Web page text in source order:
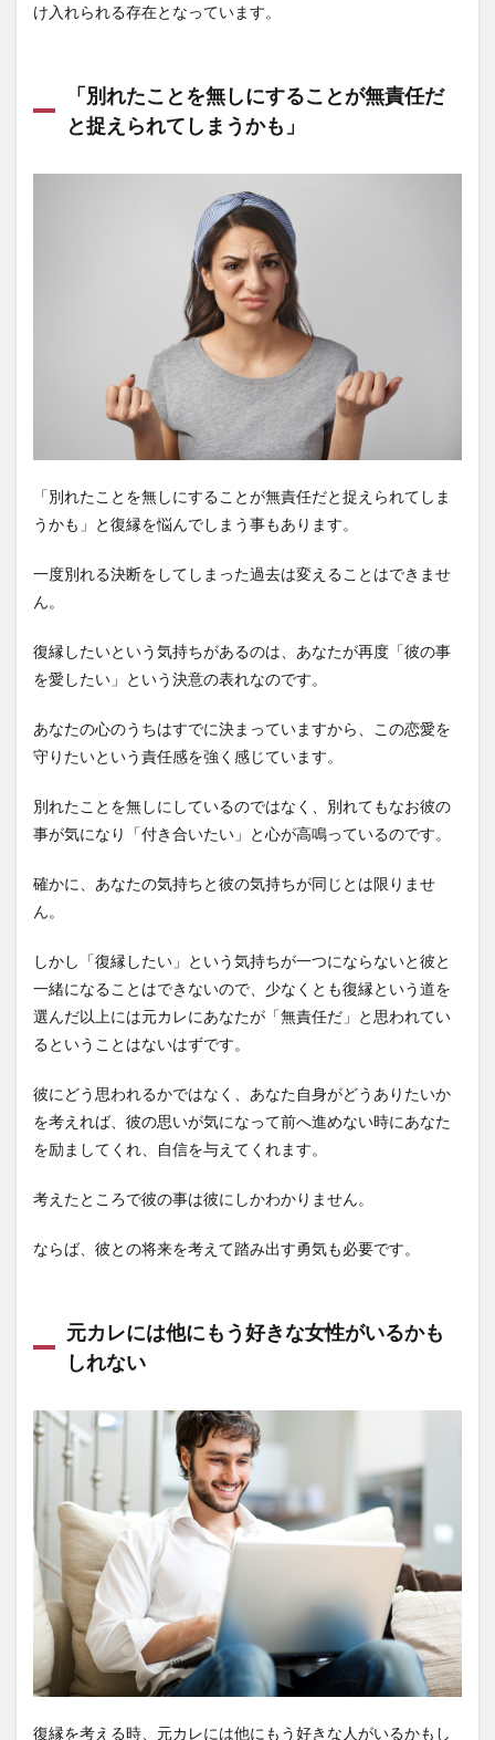
け入れられる存在となっています。
「別れたことを無しにすることが無責任だ
と捉えられてしまうかも」
「別れたことを無しにすることが無責任だと捉えられてしま
うかも」と復縁を悩んでしまう事もあります。
一度別れる決断をしてしまった過去は変えることはできませ
ん。
復縁したいという気持ちがあるのは、あなたが再度「彼の事
を愛したい」という決意の表れなのです。
あなたの心のうちはすでに決まっていますから、この恋愛を
守りたいという責任感を強く感じています。
別れたことを無しにしているのではなく、別れてもなお彼の
事が気になり「付き合いたい」と心が高鳴っているのです。
確かに、あなたの気持ちと彼の気持ちが同じとは限りませ
ん。
しかし「復縁したい」という気持ちが一つにならないと彼と
一緒になることはできないので、少なくとも復縁という道を
選んだ以上には元カレにあなたが「無責任だ」と思われてい
るということはないはずです。
彼にどう思われるかではなく、あなた自身がどうありたいか
を考えれば、彼の思いが気になって前へ進めない時にあなた
を励ましてくれ、自信を与えてくれます。
考えたところで彼の事は彼にしかわかりません。
ならば、彼との将来を考えて踏み出す勇気も必要です。
元カレには他にもう好きな女性がいるかも
しれない
復縁を考える時、元カレには他にもう好きな人がいるかもし